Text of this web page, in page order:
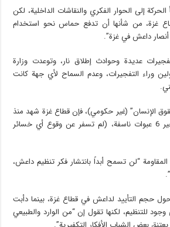
إلى الحوار الفكري والنقاشات الداخلية، لكن
غزة، من شأنها أن تدفع حماس نحو استخدام
أنصار داعش في غزة”.
عديدة وحوادث إطلاق نار، وتوعدت وزارة
وراء التفجيرات، وعدم السماح لأي جهة كانت
الإنسان” (غير حكومي)، فإن قطاع غزة شهد منذ
مطلع نيسان الحالي، تفجير 6 عبوات ناسفة، (لم تسفر عن وقوع أي خسائر
المقاومة “لن تسمح أبداً بانتشار فكر تنظيم داعش،
حول حجم التأييد لداعش في قطاع غزة، بينما دأبت
للتنظيم، لكنها تقول إن “من الوارد والطبيعي